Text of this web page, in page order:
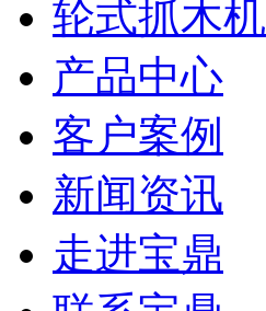
轮式抓木机
产品中心
客户案例
新闻资讯
走进宝鼎